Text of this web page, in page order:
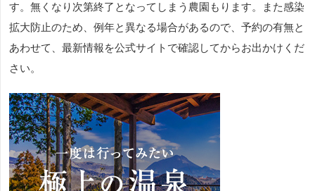
す。無くなり次第終了となってしまう農園もります。また感染
拡大防止のため、例年と異なる場合があるので、予約の有無と
あわせて、最新情報を公式サイトで確認してからお出かけくだ
さい。